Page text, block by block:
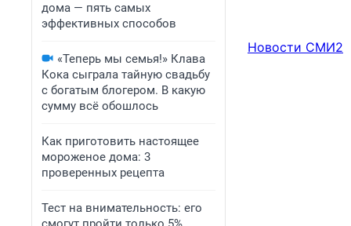
дома — пять самых
эффективных способов
«Теперь мы семья!» Клава
Кока сыграла тайную свадьбу
с богатым блогером. В какую
сумму всё обошлось
Как приготовить настоящее
мороженое дома: 3
проверенных рецепта
Тест на внимательность: его
Новости СМИ2